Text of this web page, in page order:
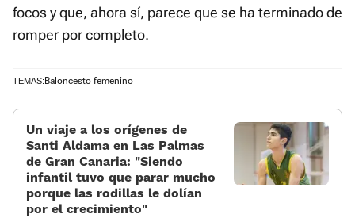
focos y que, ahora sí, parece que se ha terminado de
romper por completo.
TEMAS: Baloncesto femenino
Un viaje a los orígenes de
Santi Aldama en Las Palmas
de Gran Canaria: «Siendo
infantil tuvo que parar mucho
porque las rodillas le dolían
por el crecimiento»